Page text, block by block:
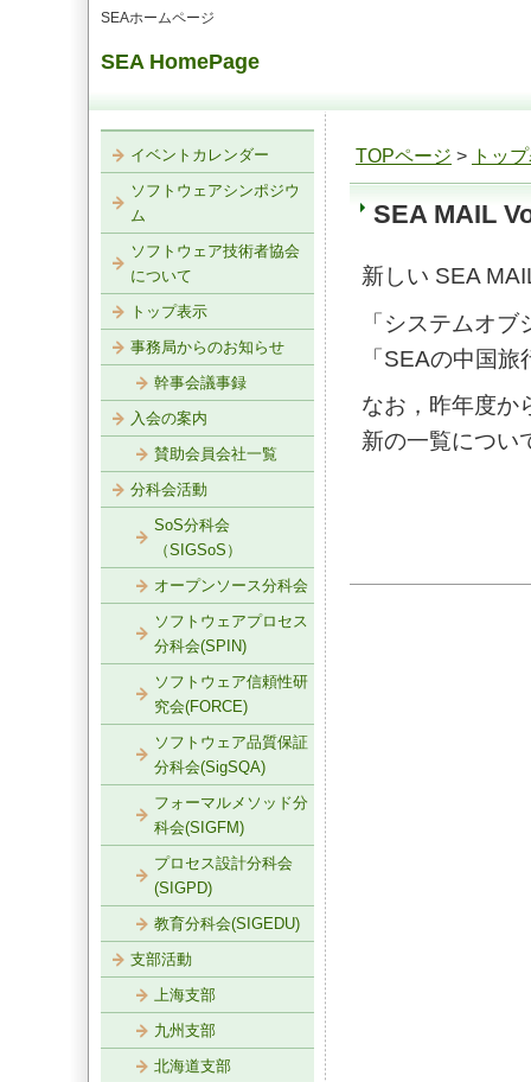
SEAホームページ
SEA HomePage
TOPページ > トッ
SEA MAIL
新しい SEA
「システムオ
「SEAの中国
なお，昨年度か
新の一覧につい
イベントカレンダー
ソフトウェアシンポジウ
ム
ソフトウェア技術者協会
について
トップ表示
事務局からのお知らせ
幹事会議事録
入会の案内
賛助会員会社一覧
分科会活動
SoS分科会
（SIGSoS）
オープンソース分科会
ソフトウェアプロセス
分科会(SPIN)
ソフトウェア信頼性研
究会(FORCE)
ソフトウェア品質保証
分科会(SigSQA)
フォーマルメソッド分
科会(SIGFM)
プロセス設計分科会
(SIGPD)
教育分科会(SIGEDU)
支部活動
上海支部
九州支部
北海道支部